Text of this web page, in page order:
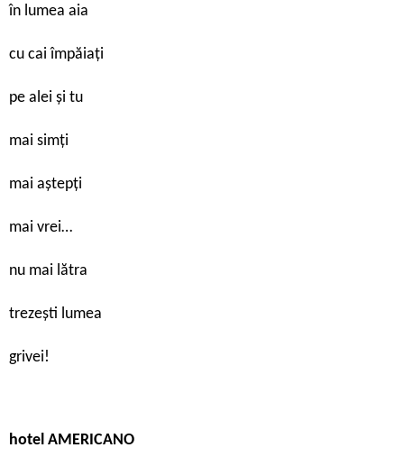
în lumea aia
cu cai împăiați
pe alei și tu
mai simți
mai aștepți
mai vrei…
nu mai lătra
trezești lumea
grivei!
hotel AMERICANO